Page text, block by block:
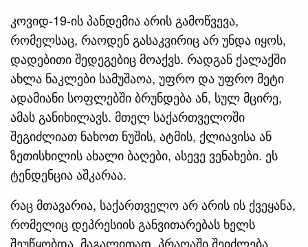
კოვიდ-19-ის პანდემია არის გამოწვევა,
რომელსაც, რაოდენ გასაკვირიც არ უნდა იყოს,
დადებითი შედეგებიც მოაქვს. რადგან ქალაქში
ახლა ნაკლები სამუშაოა, უფრო და უფრო მეტი
ადამიანი სოფლებში ბრუნდება ან, სულ მცირე,
ამას განიხილავს. მთელ საქართველოში
შეგიძლიათ ნახოთ ნუშის, ატმის, ქლიავისა ან
ზეთისხილის ახალი ბაღები, ასევე ვენახები. ეს
ტენდენცია აშკარაა.
რაც მთავარია, საქართველო არ არის ის ქვეყანა,
რომელიც დეპრესიის განვითარებას ხელს
შეუწყობდა. მაგალითად, პრაღაში შეიძლება